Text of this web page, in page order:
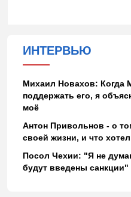
ИНТЕРВЬЮ
Михаил Новахов: Когда
поддержать его, я
моё
Антон Привольнов - о
своей жизни, и что
Посол Чехии: "Я не
будут введены санкции"